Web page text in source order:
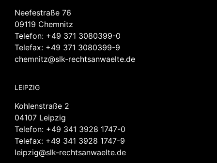
Neefestraße 76
09119 Chemnitz
Telefon: +49 371 3080399-0
Telefax: +49 371 3080399-9
chemnitz@slk-rechtsanwaelte.de
LEIPZIG
Kohlenstraße 2
04107 Leipzig
Telefon: +49 341 3928 1747-0
Telefax: +49 341 3928 1747-9
leipzig@slk-rechtsanwaelte.de